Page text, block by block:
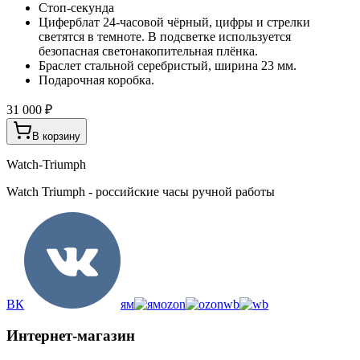
Стоп-секунда
Циферблат 24-часовой чёрный, цифры и стрелки
светятся в темноте. В подсветке используется
безопасная светонакопительная плёнка.
Браслет стальной серебристый, ширина 23 мм.
Подарочная коробка.
31 000 ₽
В корзину
Watch-Triumph
Watch Triumph - российские часы ручной работы
ВК ям ozon wb
Интернет-магазин